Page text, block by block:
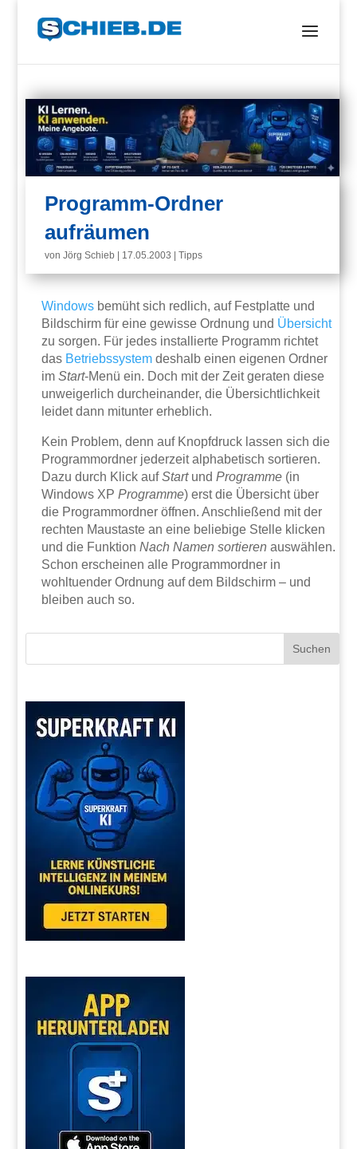
Programm-Ordner
aufräumen
vonJörg Schieb 17.05.2003 |Tipps
Windows bemüht sich redlich, auf Festplatte und
Bildschirm für eine gewisse Ordnung und Übersicht
zu sorgen. Für jedes installierte Programm richtet
das Betriebssystem deshalb einen eigenen Ordner
imStart-Menü ein. Doch mit der Zeit geraten diese
unweigerlich durcheinander, die Übersichtlichkeit
leidet dann mitunter erheblich.
Kein Problem, denn auf Knopfdruck lassen sich die
Programmordner jederzeit alphabetisch sortieren.
Dazu durch Klick aufStartundProgramme (in
Windows XPProgramme) erst die Übersicht über
die Programmordner öffnen. Anschließend mit der
rechten Maustaste an eine beliebige Stelle klicken
und die FunktionNach Namen sortieren auswählen.
Schon erscheinen alle Programmordner in
wohltuender Ordnung auf dem Bildschirm – und
bleiben auch so.